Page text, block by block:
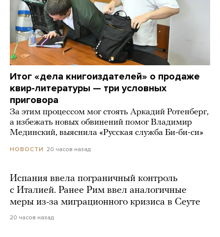
Итог «дела книгоиздателей» о продаже
квир-литературы — три условных
приговора
За этим процессом мог стоять Аркадий Ротенберг,
а избежать новых обвинений помог Владимир
Мединский, выяснила «Русская служба Би-би-си»
НОВОСТИ 20 часов назад
Испания ввела пограничный контроль
с Италией. Ранее Рим ввел аналогичные
меры из-за миграционного кризиса в Сеуте
20 часов назад